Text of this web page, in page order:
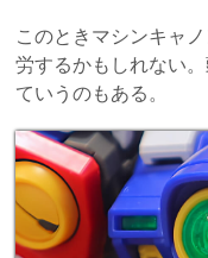
このときマシンキャ
労するかもしれない
ていうのもある。